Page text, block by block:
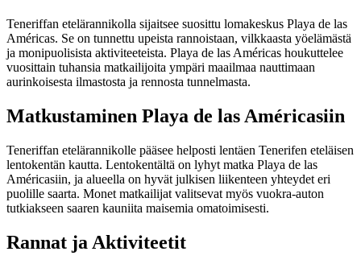
Teneriffan etelärannikolla sijaitsee suosittu lomakeskus Playa de las
Américas. Se on tunnettu upeista rannoistaan, vilkkaasta yöelämästä
ja monipuolisista aktiviteeteista. Playa de las Américas houkuttelee
vuosittain tuhansia matkailijoita ympäri maailmaa nauttimaan
aurinkoisesta ilmastosta ja rennosta tunnelmasta.
Matkustaminen Playa de las Américasiin
Teneriffan etelärannikolle pääsee helposti lentäen Tenerifen eteläisen
lentokentän kautta. Lentokentältä on lyhyt matka Playa de las
Américasiin, ja alueella on hyvät julkisen liikenteen yhteydet eri
puolille saarta. Monet matkailijat valitsevat myös vuokra-auton
tutkiakseen saaren kauniita maisemia omatoimisesti.
Rannat ja Aktiviteetit